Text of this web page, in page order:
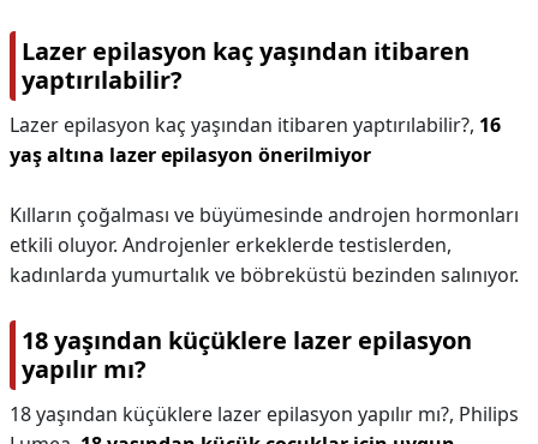
Lazer epilasyon kaç yaşından itibaren
yaptırılabilir?
Lazer epilasyon kaç yaşından itibaren yaptırılabilir?, 16
yaş altına lazer epilasyon önerilmiyor
Kılların çoğalması ve büyümesinde androjen hormonları
etkili oluyor. Androjenler erkeklerde testislerden,
kadınlarda yumurtalık ve böbreküstü bezinden salınıyor.
18 yaşından küçüklere lazer epilasyon
yapılır mı?
18 yaşından küçüklere lazer epilasyon yapılır mı?, Philips